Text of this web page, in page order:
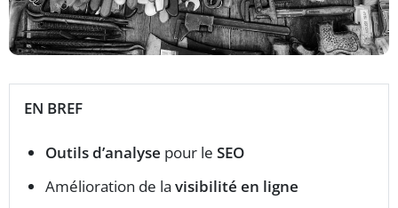
EN BREF
Outils d’analyse pour le SEO
Amélioration de la visibilité en ligne